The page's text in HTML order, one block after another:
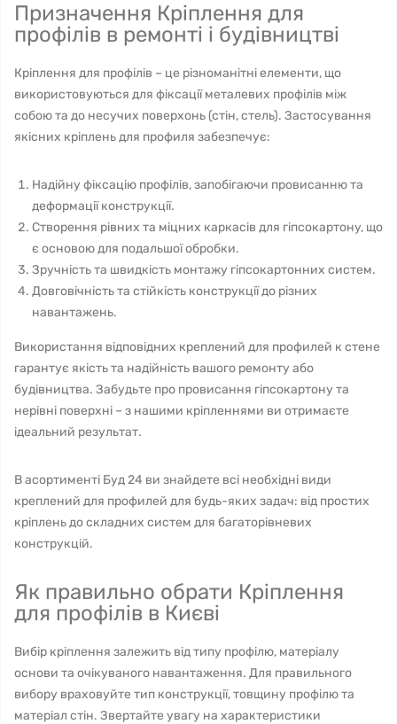
Призначення Кріплення для
профілів в ремонті і будівництві
Кріплення для профілів – це різноманітні елементи, що
використовуються для фіксації металевих профілів між
собою та до несучих поверхонь (стін, стель). Застосування
якісних кріплень для профиля забезпечує:
Надійну фіксацію профілів, запобігаючи провисанню та
деформації конструкції.
Створення рівних та міцних каркасів для гіпсокартону, що
є основою для подальшої обробки.
Зручність та швидкість монтажу гіпсокартонних систем.
Довговічність та стійкість конструкції до різних
навантажень.
Використання відповідних креплений для профилей к стене
гарантує якість та надійність вашого ремонту або
будівництва. Забудьте про провисання гіпсокартону та
нерівні поверхні – з нашими кріпленнями ви отримаєте
ідеальний результат.
В асортименті Буд 24 ви знайдете всі необхідні види
креплений для профилей для будь-яких задач: від простих
кріплень до складних систем для багаторівневих
конструкцій.
Як правильно обрати Кріплення
для профілів в Києві
Вибір кріплення залежить від типу профілю, матеріалу
основи та очікуваного навантаження. Для правильного
вибору враховуйте тип конструкції, товщину профілю та
матеріал стін. Звертайте увагу на характеристики